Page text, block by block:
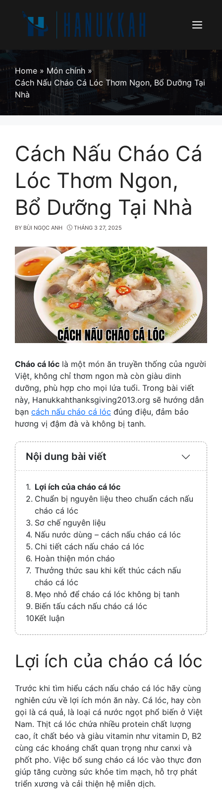
Menu
Home » Món chính »
Cách Nấu Cháo Cá Lóc Thơm Ngon, Bổ Dưỡng Tại
Nhà
Cách Nấu Cháo Cá
Lóc Thơm Ngon,
Bổ Dưỡng Tại Nhà
BY BÙI NGỌC ANH THÁNG 3 27, 2025
Cháo cá lóc là một món ăn truyền thống của người
Việt, không chỉ thơm ngon mà còn giàu dinh
dưỡng, phù hợp cho mọi lứa tuổi. Trong bài viết
này, Hanukkahthanksgiving2013.org sẽ hướng dẫn
bạn cách nấu cháo cá lóc đúng điệu, đảm bảo
hương vị đậm đà và không bị tanh.
Nội dung bài viết
Expand
Lợi ích của cháo cá lóc
Chuẩn bị nguyên liệu theo chuẩn cách nấu
cháo cá lóc
Sơ chế nguyên liệu
Nấu nước dùng – cách nấu cháo cá lóc
Chi tiết cách nấu cháo cá lóc
Hoàn thiện món cháo
Thưởng thức sau khi kết thúc cách nấu
cháo cá lóc
Mẹo nhỏ để cháo cá lóc không bị tanh
Biến tấu cách nấu cháo cá lóc
Kết luận
Lợi ích của cháo cá lóc
Trước khi tìm hiểu cách nấu cháo cá lóc hãy cùng
nghiên cứu về lợi ích món ăn này. Cá lóc, hay còn
gọi là cá quả, là loại cá nước ngọt phổ biến ở Việt
Nam. Thịt cá lóc chứa nhiều protein chất lượng
cao, ít chất béo và giàu vitamin như vitamin D, B2
cùng các khoáng chất quan trọng như canxi và
phốt pho. Việc bổ sung cháo cá lóc vào thực đơn
giúp tăng cường sức khỏe tim mạch, hỗ trợ phát
triển xương và cải thiện hệ miễn dịch.